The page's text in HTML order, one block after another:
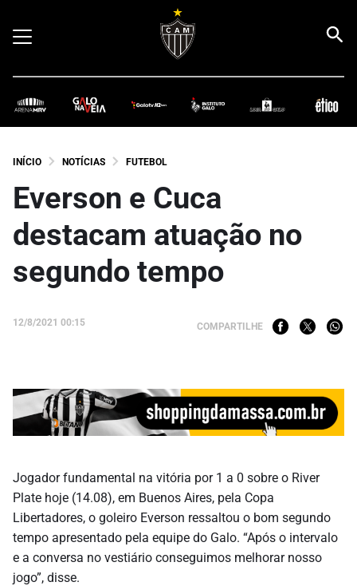
INÍCIO NOTÍCIAS FUTEBOL
Everson e Cuca
destacam atuação no
segundo tempo
12/8/2021 00:15 COMPARTILHE
Jogador fundamental na vitória por 1 a 0 sobre o River
Plate hoje (14.08), em Buenos Aires, pela Copa
Libertadores, o goleiro Everson ressaltou o bom segundo
tempo apresentado pela equipe do Galo. “Após o intervalo
e a conversa no vestiário conseguimos melhorar nosso
jogo”, disse.